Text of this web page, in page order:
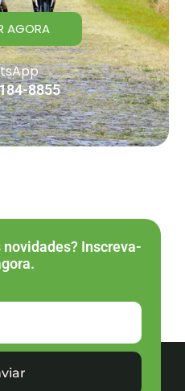
AGORA
8855
Inscreva-